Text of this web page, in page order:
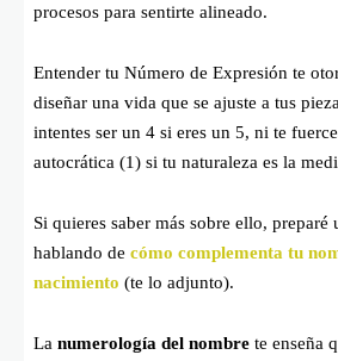
procesos para sentirte alineado.
Entender tu Número de Expresión te
diseñar una vida que se ajuste a tus
intentes ser un 4 si eres un 5, ni te
autocrática (1) si tu naturaleza es la
Si quieres saber más sobre ello,
hablando de cómo complementa tu
nacimiento (te lo adjunto).
La numerología del nombre te enseña